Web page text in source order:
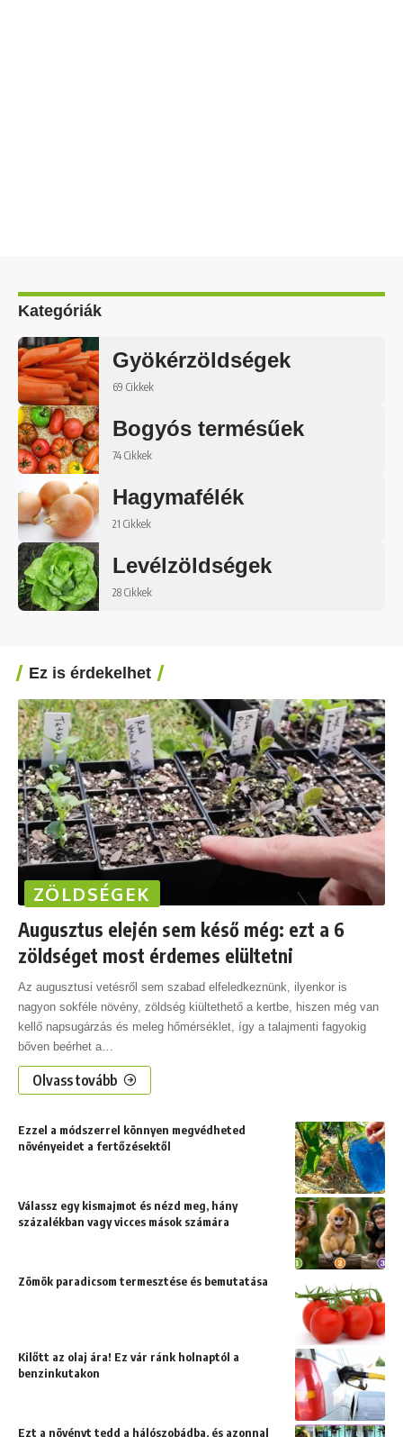
Kategóriák
Gyökérzöldségek
69 Cikkek
Bogyós termésűek
74 Cikkek
Hagymafélék
21 Cikkek
Levélzöldségek
28 Cikkek
Ez is érdekelhet
ZÖLDSÉGEK
Augusztus elején sem késő még: ezt a 6
zöldséget most érdemes elültetni
Az augusztusi vetésről sem szabad elfeledkeznünk, ilyenkor is
nagyon sokféle növény, zöldség kiültethető a kertbe, hiszen még van
kellő napsugárzás és meleg hőmérséklet, így a talajmenti fagyokig
bőven beérhet a
Olvass tovább
Ezzel a módszerrel könnyen megvédheted
növényeidet a fertőzésektől
Válassz egy kismajmot és nézd meg, hány
százalékban vagy vicces mások számára
Zömök paradicsom termesztése és bemutatása
Kilőtt az olaj ára! Ez vár ránk holnaptól a
benzinkutakon
Ezt a növényt tedd a hálószobádba, és azonnal